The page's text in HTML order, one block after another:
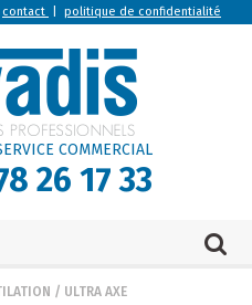
contact politique de confidentialité
COMMERCIAL
26 17 33
/ ULTRA AXE